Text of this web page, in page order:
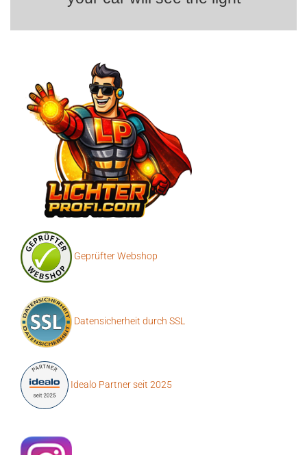
Geprüfter Webshop
Datensicherheit durch SSL
Idealo Partner seit 2025